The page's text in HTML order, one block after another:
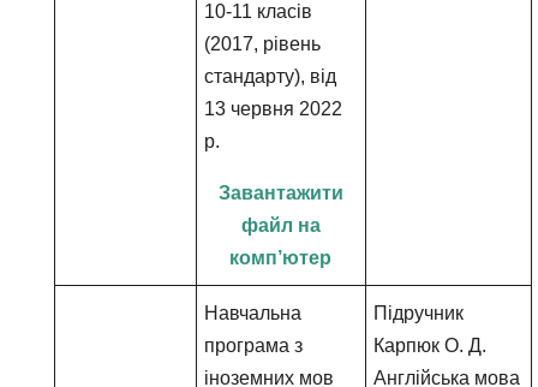
10-11 класів
(2017, рівень
стандарту), від
13 червня 2022
р.
Завантажити
файл на
комп’ютер
Навчальна
програма з
іноземних мов
Підручник
Карпюк О. Д.
Англійська мова